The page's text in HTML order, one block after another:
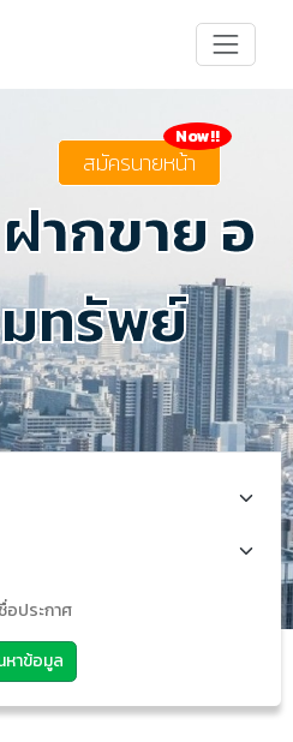
สมัครนายหน้า
Now!!
ากขาย อ
ทรัพย์
หาข้อมูล